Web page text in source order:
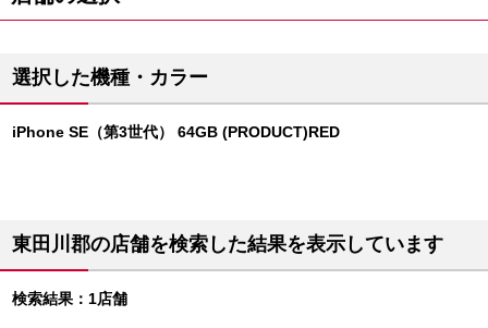
選択した機種・カラー
iPhone SE（第3世代） 64GB (PRODUCT)RED
東田川郡の店舗を検索した結果を表示しています
検索結果：1店舗